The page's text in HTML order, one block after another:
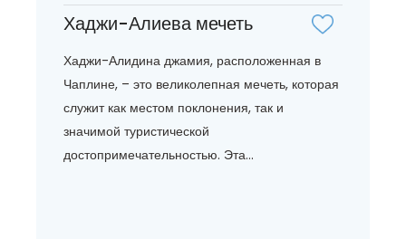
Хаджи-Алиева мечеть
Хаджи-Алидина джамия, расположенная в
Чаплине, – это великолепная мечеть, которая
служит как местом поклонения, так и
значимой туристической
достопримечательностью. Эта...